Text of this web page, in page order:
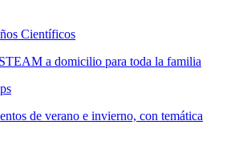
Científicos
a domicilio para toda la familia
de verano e invierno, con temática